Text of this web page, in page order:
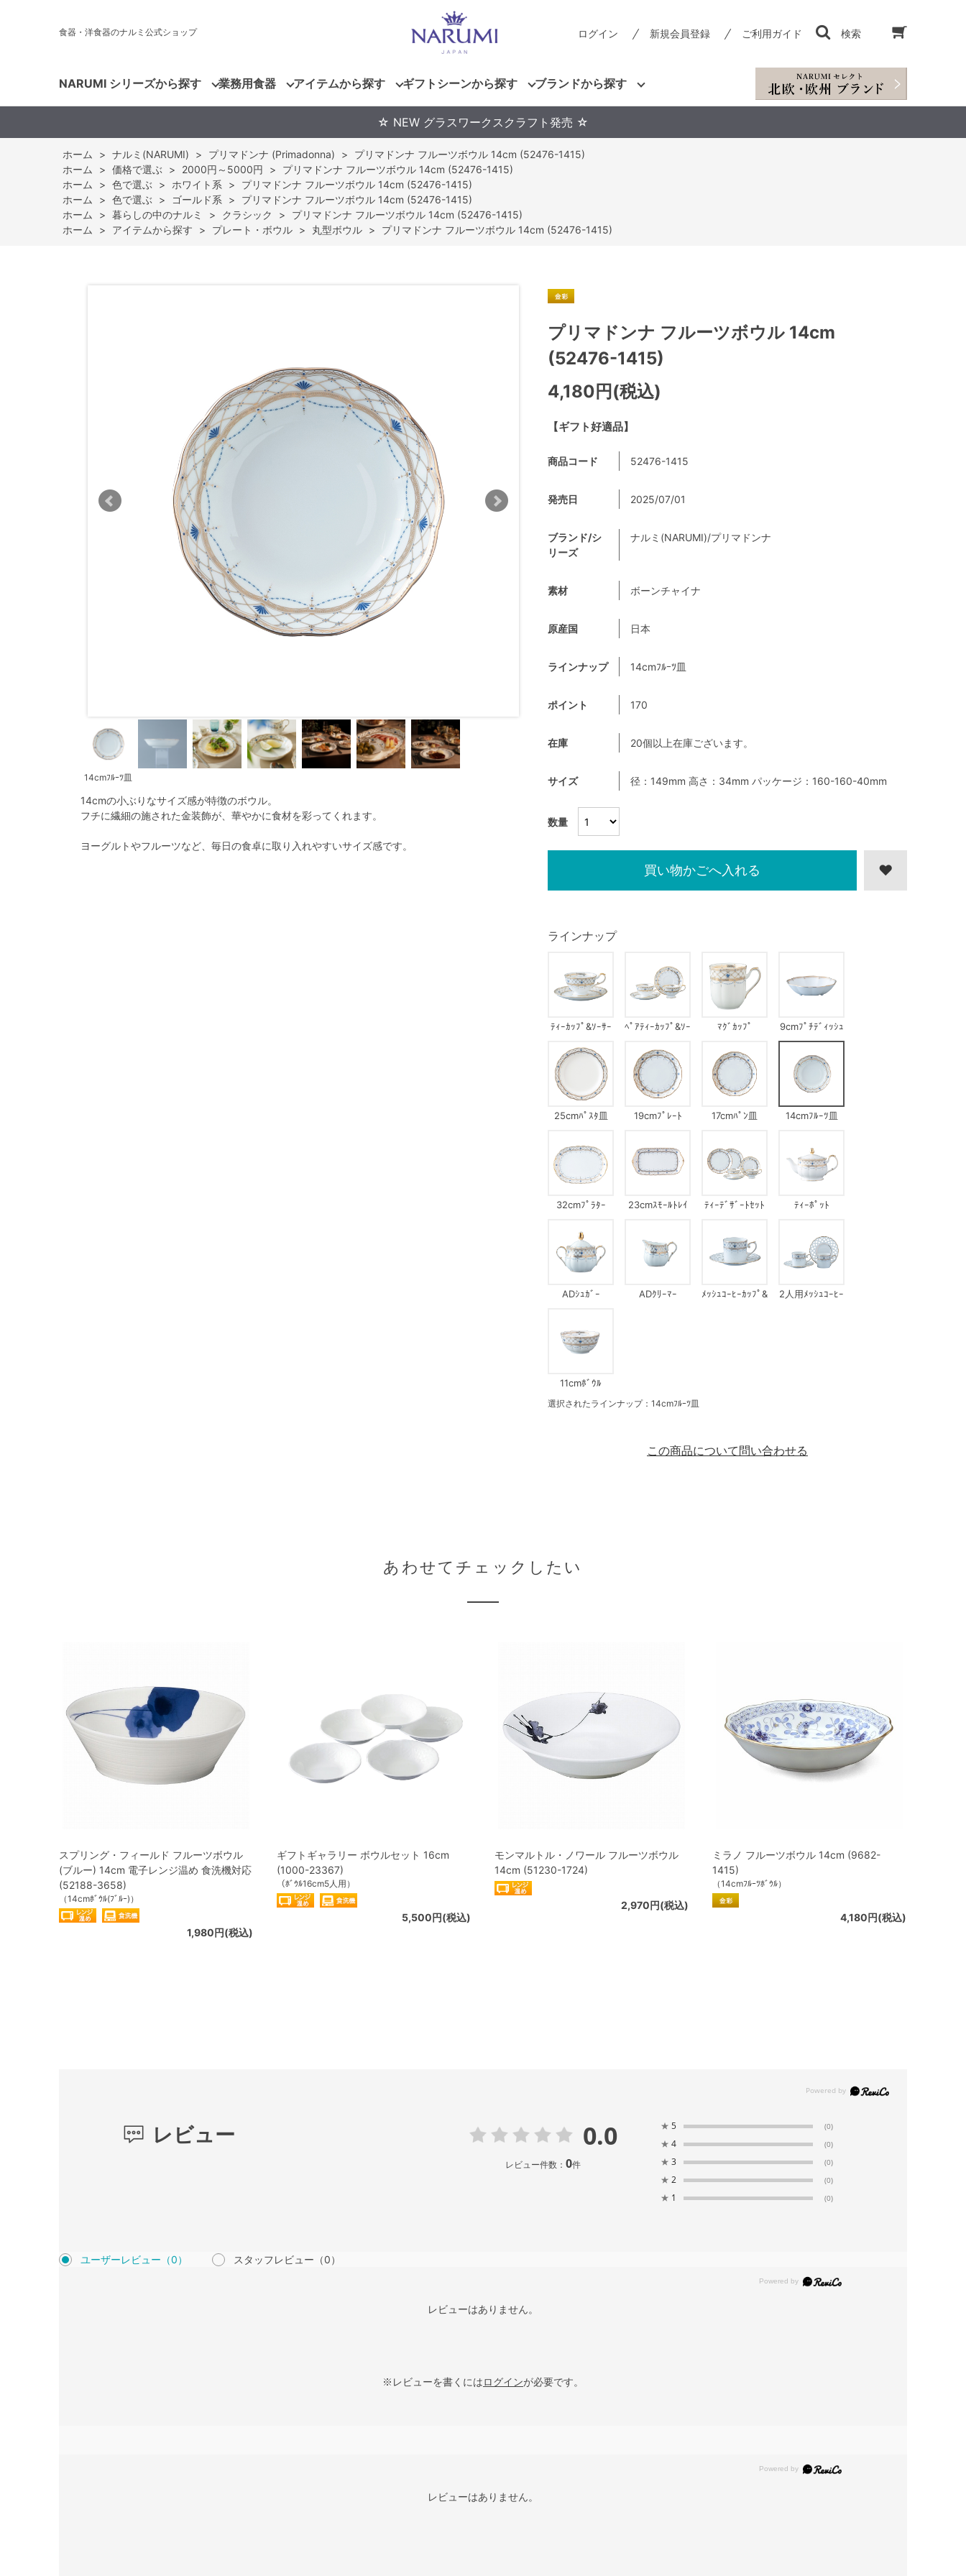
食器・洋食器のナルミ公式ショップ ログイン 新規会員登録 ご利用ガイド 検索
NARUMI シリーズから探す 業務用食器 アイテムから探す ギフトシーンから探す ブランドから探す
☆ NEW グラスワークスクラフト発売 ☆
ホーム > ナルミ(NARUMI) > プリマドンナ (Primadonna) >
プリマドンナ フルーツボウル 14cm (52476-1415)
ホーム
> 価格で選ぶ > 2000円～5000円 >
プリマドンナ フルーツボウル 14cm (52476-1415)
ホーム
> 色で選ぶ > ホワイト系 >
プリマドンナ フルーツボウル 14cm (52476-1415)
ホーム
> 色で選ぶ > ゴールド系 >
プリマドンナ フルーツボウル 14cm (52476-1415)
ホーム
> 暮らしの中のナルミ > クラシック >
プリマドンナ フルーツボウル 14cm (52476-1415)
ホーム
> アイテムから探す > プレート・ボウル > 丸型ボウル > プリマドンナ フルーツボウル 14cm (52476-1415)
14cmﾌﾙｰﾂ皿
14cmの小ぶりなサイズ感が特徴のボウル。
フチに繊細の施された金装飾が、華やかに食材を彩ってくれます。
ヨーグルトやフルーツなど、毎日の食卓に取り入れやすいサイズ感です。
【ギフト好適品】
プリマドンナ フルーツボウル 14cm
(52476-1415)
4,180円(税込)
数量
商品コード 52476-1415
発売日 2025/07/01
ブランド/シ
リーズ
ナルミ(NARUMI)/プリマドンナ
素材 ボーンチャイナ
原産国 日本
ラインナップ 14cmﾌﾙｰﾂ皿
ポイント 170
在庫 20個以上在庫ございます。
サイズ 径：149mm 高さ：34mm パッケージ：160-160-40mm
ラインナップ
ﾃｨｰｶｯﾌﾟ&ｿｰｻｰ
ﾍﾟｱﾃｨｰｶｯﾌﾟ&ｿｰ
ﾏｸﾞｶｯﾌﾟ 9cmﾌﾟﾁﾃﾞｨｯｼｭ
25cmﾊﾟｽﾀ皿 19cmﾌﾟﾚｰﾄ 17cmﾊﾟﾝ皿 14cmﾌﾙｰﾂ皿
32cmﾌﾟﾗﾀｰ 23cmｽﾓｰﾙﾄﾚｲ ﾃｨｰﾃﾞｻﾞｰﾄｾｯﾄ ﾃｨｰﾎﾟｯﾄ
ADｼｭｶﾞｰ ADｸﾘｰﾏｰ
ﾒｯｼｭｺｰﾋｰｶｯﾌﾟ&
2人用ﾒｯｼｭｺｰﾋｰ
11cmﾎﾞｳﾙ
選択されたラインナップ：14cmﾌﾙｰﾂ皿
買い物かごへ入れる
この商品について問い合わせる
あわせてチェックしたい
スプリング・フィールド フルーツボウル
(ブルー) 14cm 電子レンジ温め 食洗機対応
(52188-3658)
（14cmﾎﾞｳﾙ(ﾌﾞﾙｰ)）
1,980円(税込)
ギフトギャラリー ボウルセット 16cm
(1000-23367)
（ﾎﾞｳﾙ16cm5人用）
5,500円(税込)
モンマルトル・ノワール フルーツボウル
14cm (51230-1724)
2,970円(税込)
ミラノ フルーツボウル 14cm (9682-
1415)
（14cmﾌﾙｰﾂﾎﾞｳﾙ）
4,180円(税込)
レビュー 0.0
レビュー件数： 0件
★ 5 (0)
★ 4 (0)
★ 3 (0)
★ 2 (0)
★ 1 (0)
ユーザーレビュー （0） スタッフレビュー （0）
レビューはありません。
※レビューを書くにはログインが必要です。
レビューはありません。